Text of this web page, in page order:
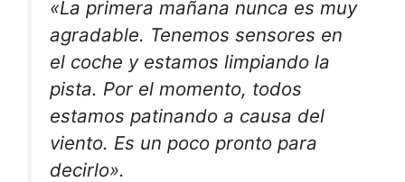
«La primera mañana nunca es muy
agradable. Tenemos sensores en
el coche y estamos limpiando la
pista. Por el momento, todos
estamos patinando a causa del
viento. Es un poco pronto para
decirlo».